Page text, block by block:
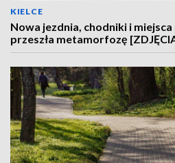
KIELCE
Nowa jezdnia, chodniki i
przeszła metamorfozę